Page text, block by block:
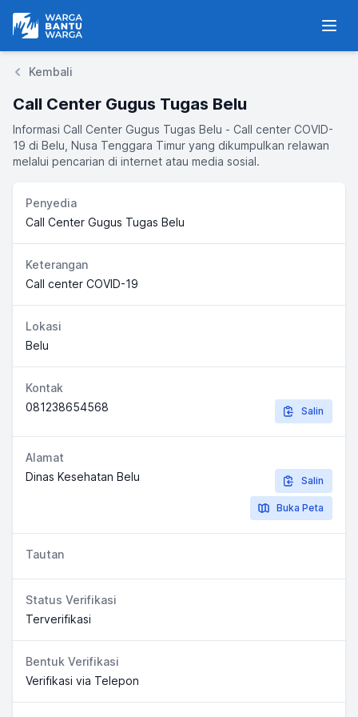
Warga Bantu Warga
Kembali
Call Center Gugus Tugas Belu
Informasi Call Center Gugus Tugas Belu - Call center COVID-
19 di Belu, Nusa Tenggara Timur yang dikumpulkan relawan
melalui pencarian di internet atau media sosial.
Penyedia
Call Center Gugus Tugas Belu
Keterangan
Call center COVID-19
Lokasi
Belu
Kontak
081238654568
Salin
Alamat
Dinas Kesehatan Belu
Salin
Buka Peta
Tautan
Status Verifikasi
Terverifikasi
Bentuk Verifikasi
Verifikasi via Telepon